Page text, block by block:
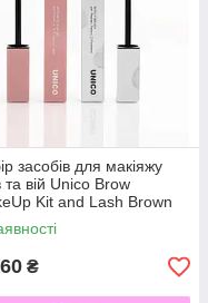
засобів для макіяжу
та вій Unico Brow
Kit and Lash Brown
₴